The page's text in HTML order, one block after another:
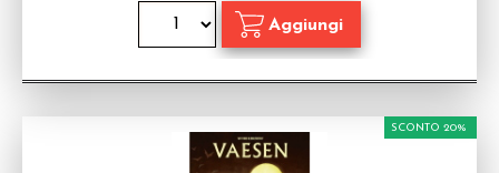
SCONTO 20%